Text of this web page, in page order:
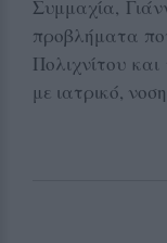
Συμμαχία,
προβλήματα
Πολιχνίτου
με ιατρικό,